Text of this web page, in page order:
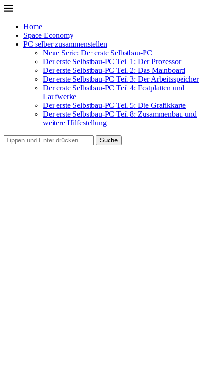
Home
Space Economy
PC selber zusammenstellen
Neue Serie: Der erste Selbstbau-PC
Der erste Selbstbau-PC Teil 1: Der Prozessor
Der erste Selbstbau-PC Teil 2: Das Mainboard
Der erste Selbstbau-PC Teil 3: Der Arbeitsspeicher
Der erste Selbstbau-PC Teil 4: Festplatten und
Laufwerke
Der erste Selbstbau-PC Teil 5: Die Grafikkarte
Der erste Selbstbau-PC Teil 8: Zusammenbau und
weitere Hilfestellung
Suche